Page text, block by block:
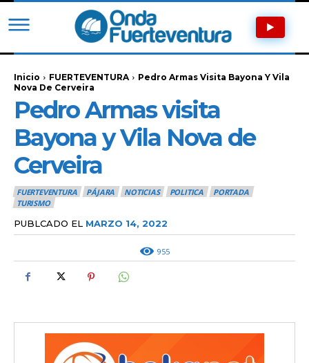
Inicio FUERTEVENTURA
Pedro Armas Visita Bayona Y Vila
Nova De Cerveira
Pedro Armas visita
Bayona y Vila Nova de
Cerveira
FUERTEVENTURA PÁJARA NOTICIAS POLITICA
PORTADA
TURISMO
PUBLCADO EL MARZO 14, 2022
955